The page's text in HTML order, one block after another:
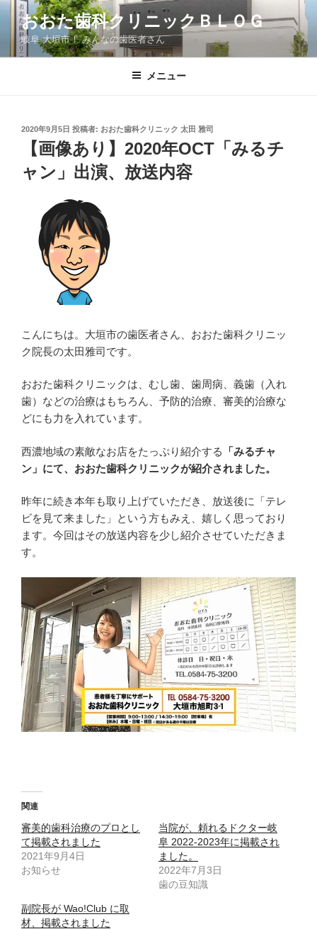
コ
ン
おおた歯科クリニックＢＬＯＧ
岐阜 大垣市！ みんなの歯医者さん
メニュー
投
2020年9月5日 投稿者: おおた歯科クリニック 太田 雅司
【画像あり】2020年OCT「みるチ
ャン」出演、放送内容
こんにちは。大垣市の歯医者さん、おおた歯科クリニッ
ク院長の太田雅司です。
おおた歯科クリニックは、むし歯、歯周病、義歯（入れ
歯）などの治療はもちろん、予防的治療、審美的治療な
どにも力を入れています。
西濃地域の素敵なお店をたっぷり紹介する
「みるチャ
ン」にて、おおた歯科クリニックが紹介されました。
昨年に続き本年も取り上げていただき、放送後に「テレ
ビを見て来ました」という方もみえ、嬉しく思っており
ます。今回はその放送内容を少し紹介させていただきま
す。
関連
審美的歯科治療のプロとし
て掲載されました
2021年9月4日
お知らせ
当院が、頼れるドクター岐
阜 2022-2023年に掲載され
ました。
2022年7月3日
歯の豆知識
副院長が Wao!Club に取
材、掲載されました